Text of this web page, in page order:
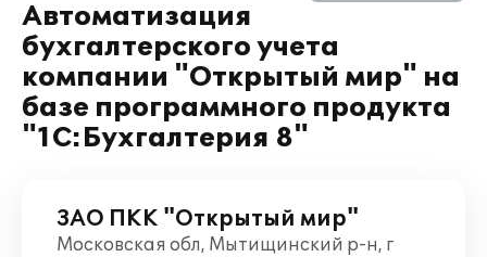
Автоматизация
бухгалтерского учета
компании "Открытый мир" на
базе программного продукта
"1С:Бухгалтерия 8"
ЗАО ПКК "Открытый мир"
Московская обл, Мытищинский р-н, г